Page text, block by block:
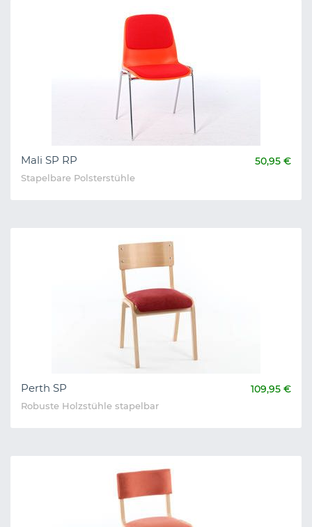
Mali SP RP 50,95 €
Stapelbare Polsterstühle
Perth SP 109,95 €
Robuste Holzstühle stapelbar